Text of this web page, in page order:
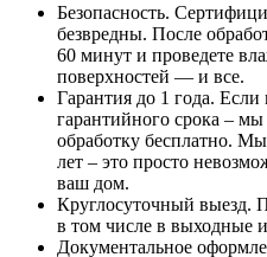
Безопасность.
безвредны. После
60 минут и проведете
поверхностей — и все.
Гарантия до 1 года. Если
гарантийного срока –
обработку бесплатно.
лет – это просто
ваш дом.
Круглосуточный выезд.
в том числе в выходные
Документальное